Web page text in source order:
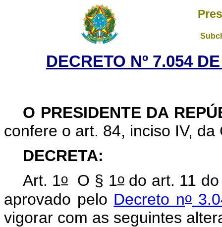
DECRETO Nº 7.054
O PRESIDENTE DA
confere o art. 84, inciso IV, da
DECRETA:
Art. 1oO § 1odo art. 11 do
aprovado pelo Decreto no
vigorar com as seguintes